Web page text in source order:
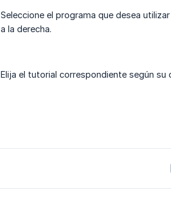
Seleccione el programa que desea
a la derecha.
Elija el tutorial correspondiente según